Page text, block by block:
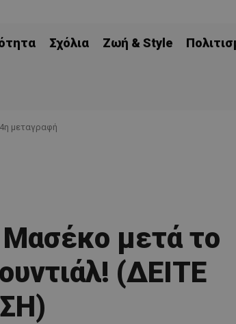
Σχόλια Ζωή & Style
μεταγραφή
Μασέκο μετά το
(ΔΕΙΤΕ